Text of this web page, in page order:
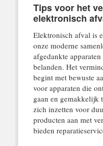
Tips voor het
elektronisch
Elektronisch afval is
onze moderne
afgedankte
belanden. Het
begint met bewuste
voor apparaten die
gaan en gemakkelijk
zich inzetten voor
producten aan met
bieden